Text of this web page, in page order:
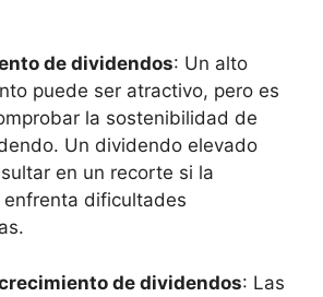
de dividendos: Un alto
puede ser atractivo, pero es
la sostenibilidad de
Un​ dividendo elevado
en un recorte si la
enfrenta dificultades
de ‍dividendos: Las